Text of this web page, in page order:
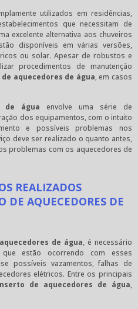
utilizados em residências,
que necessitam de
excelente alternativa aos chuveiros
disponíveis em várias versões,
ou solar. Apesar de robustos e
procedimentos de manutenção
aquecedores de água, em casos
de água envolve uma série de
dos equipamentos, com o intuito
e possíveis problemas nos
deve ser realizado o quanto antes,
problemas com os aquecedores de
REALIZADOS
DE AQUECEDORES DE
de água, é necessário
estão ocorrendo com esses
possíveis vazamentos, falhas de
elétricos. Entre os principais
de aquecedores de água,